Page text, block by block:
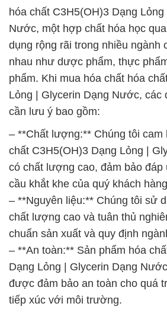
hóa chất C3H5(OH)3 Dạng
Nước, một hợp chất hóa học
dụng rộng rãi trong nhiều ngành
nhau như dược phẩm, thực
phẩm. Khi mua hóa chất hóa
Lỏng | Glycerin Dạng Nước, các
cần lưu ý bao gồm:
– **Chất lượng:** Chúng tôi cam
chất C3H5(OH)3 Dạng Lỏng |
có chất lượng cao, đảm bảo
cầu khắt khe của quý khách
– **Nguyên liệu:** Chúng tôi sử
chất lượng cao và tuân thủ
chuẩn sản xuất và quy định
– **An toàn:** Sản phẩm hóa
Dạng Lỏng | Glycerin Dạng
được đảm bảo an toàn cho quá
tiếp xúc với môi trường.